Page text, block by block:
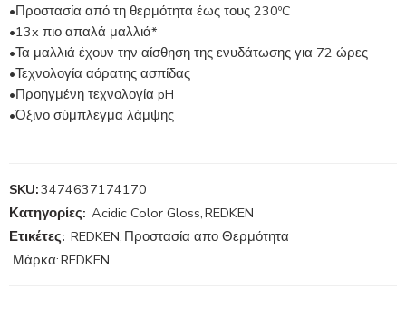
•Προστασία από τη θερμότητα έως τους 230ºC
•13x πιο απαλά μαλλιά*
•Τα μαλλιά έχουν την αίσθηση της ενυδάτωσης για 72 ώρες
•Τεχνολογία αόρατης ασπίδας
•Προηγμένη τεχνολογία pH
•Όξινο σύμπλεγμα λάμψης
SKU:3474637174170
Κατηγορίες: Acidic Color Gloss,REDKEN
Ετικέτες: REDKEN, Προστασία απο Θερμότητα
Μάρκα:REDKEN